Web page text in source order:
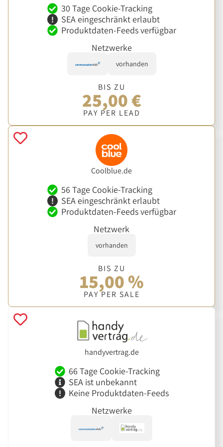
30 Tage Cookie-Tracking
SEA eingeschränkt erlaubt
Produktdaten-Feeds verfügbar
Netzwerke
vorhanden
BIS ZU
25,00 €
PAY PER LEAD
Coolblue.de
56 Tage Cookie-Tracking
SEA eingeschränkt erlaubt
Produktdaten-Feeds verfügbar
Netzwerk
vorhanden
BIS ZU
15,00 %
PAY PER SALE
handyvertrag.de
66 Tage Cookie-Tracking
SEA ist unbekannt
Keine Produktdaten-Feeds
Netzwerke